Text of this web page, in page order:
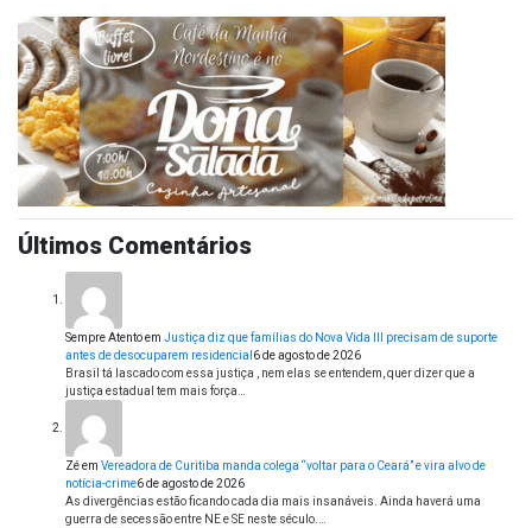
Últimos Comentários
Sempre Atentoem Justiça diz que famílias do Nova Vida III precisam de suporte
antes de desocuparem residencial 6 de agosto de 2026
Brasil tá lascado com essa justiça , nem elas se entendem, quer dizer que a
justiça estadual tem mais força…
Zéem Vereadora de Curitiba manda colega “voltar para o Ceará” e vira alvo de
notícia-crime6 de agosto de 2026
As divergências estão ficando cada dia mais insanáveis. Ainda haverá uma
guerra de secessão entre NE e SE neste século.…